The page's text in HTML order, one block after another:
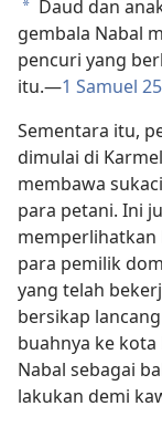
a Daud dan
gembala Nabal
pencuri yang
itu.​—1 Samuel
Sementara itu,
dimulai di
membawa
para petani. Ini
memperlihatkan
para pemilik
yang telah
bersikap
buahnya ke
Nabal sebagai
lakukan demi